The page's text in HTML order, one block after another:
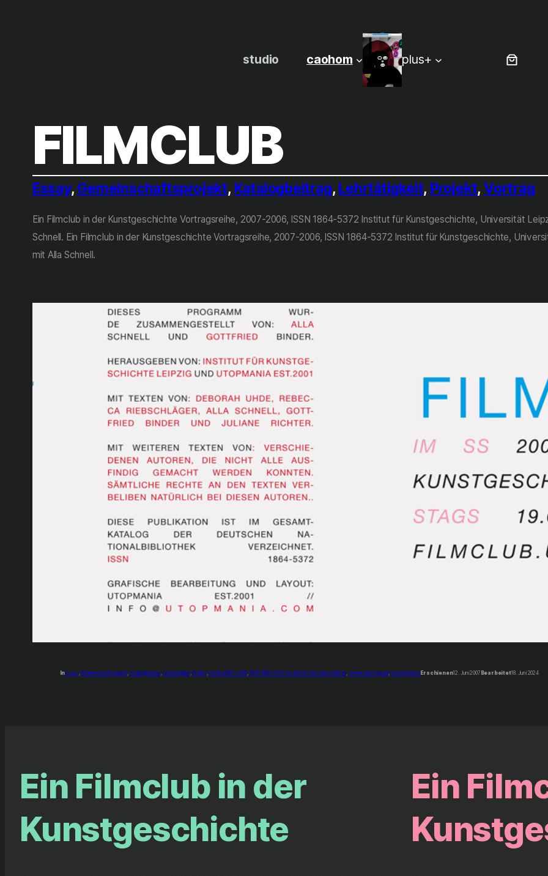
studio caohom plus+
FILMCLUB
Essay, Gemeinschaftsprojekt, Katalogbeitrag, Lehrtätigkeit, Projekt, Vortrag
Ein Filmclub in der Kunstgeschichte Vortragsreihe, 2007-2006, ISSN 1864-5372 Institut für Kunstgeschichte, Universität
Schnell. Ein Filmclub in der Kunstgeschichte Vortragsreihe, 2007-2006, ISSN 1864-5372 Institut für Kunstgeschichte,
mit Alla Schnell.
In Essay, Gemeinschaftsprojekt, Katalogbeitrag, Lehrtätigkeit, Projekt, Vortrag2007-2006, ISSN 1864-5372 Institut für Kunstgeschichte , Universität Leipzig, Vortragsreihe Erschienen12. Juni 2007 Bearbeitet18. Juni 2024
Ein Filmclub in der
Kunstgeschichte
Ein